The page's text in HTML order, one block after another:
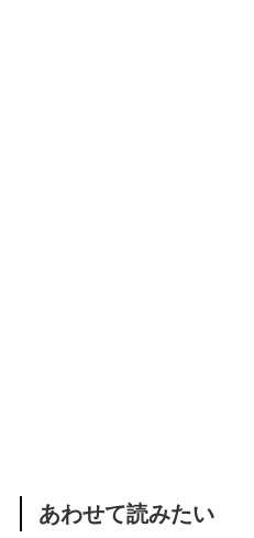
あわせて読みたい